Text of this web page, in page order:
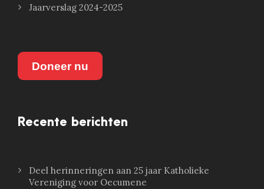
Jaarverslag 2024-2025
Doneer nu
Recente berichten
Deel herinneringen aan 25 jaar Katholieke
Vereniging voor Oecumene